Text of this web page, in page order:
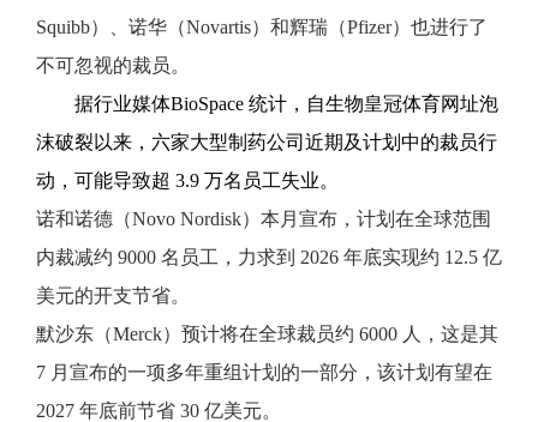
Squibb）、诺华（Novartis）和辉瑞（Pfizer）也进行了
不可忽视的裁员。
据行业媒体BioSpace 统计，自生物皇冠体育网址泡
沫破裂以来，六家大型制药公司近期及计划中的裁员行
动，可能导致超 3.9 万名员工失业。
诺和诺德（Novo Nordisk）本月宣布，计划在全球范围
内裁减约 9000 名员工，力求到 2026 年底实现约 12.5 亿
美元的开支节省。
默沙东（Merck）预计将在全球裁员约 6000 人，这是其
7 月宣布的一项多年重组计划的一部分，该计划有望在
2027 年底前节省 30 亿美元。